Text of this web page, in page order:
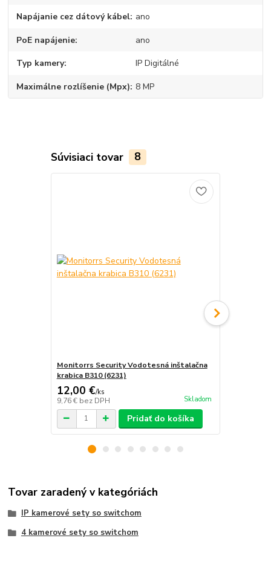
Napájanie cez dátový kábel ano
PoE napájenie ano
Typ kamery IP Digitálné
Maximálne rozlíšenie (Mpx) 8 MP
Súvisiaci tovar 8
Monitorrs Security Vodotesná inštalačna
krabica B310 (6231)
12,00 €/ks
9,76 € bez DPH Skladom
Pridať do košíka
Tovar zaradený v kategóriách
IP kamerové sety so switchom
4 kamerové sety so switchom